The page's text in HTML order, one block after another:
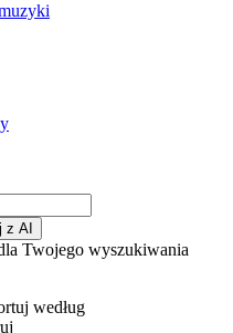
z AI
Twojego wyszukiwania
według